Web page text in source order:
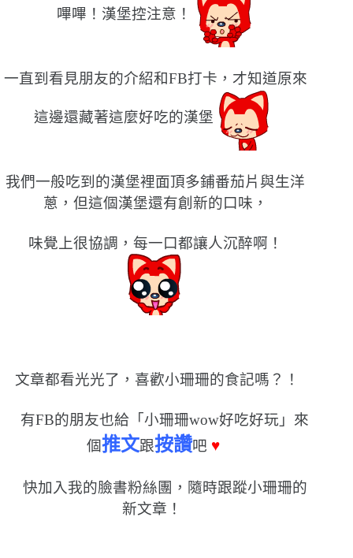
嗶嗶！漢堡控注意！
一直到看見朋友的介紹和FB打卡，才知道原來
這邊還藏著這麼好吃的漢堡
我們一般吃到的漢堡裡面頂多鋪番茄片與生洋
蔥，但這個漢堡還有創新的口味，
味覺上很協調，每一口都讓人沉醉啊！
文章都看光光了，喜歡小珊珊的食記嗎？！
有FB的朋友也給「小珊珊wow好吃好玩」來
個推文跟按讚吧 ♥
快加入我的臉書粉絲團，隨時跟蹤小珊珊的
新文章！